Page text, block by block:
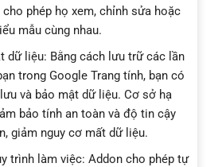
phép họ xem, chỉnh sửa hoặc
mẫu cùng nhau.
dữ liệu: Bằng cách lưu trữ các lần
trong Google Trang tính, bạn có
và bảo mật dữ liệu. Cơ sở hạ
bảo tính an toàn và độ tin cậy
giảm nguy cơ mất dữ liệu.
trình làm việc: Addon cho phép tự